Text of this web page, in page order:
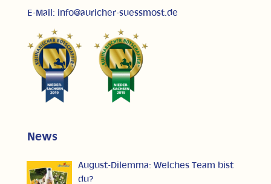
E-Mail: info@auricher-suessmost.de
News
August-Dilemma: Welches Team bist
du?